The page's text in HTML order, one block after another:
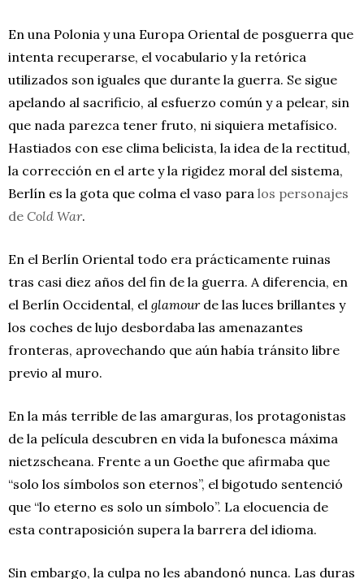
En una Polonia y una Europa Oriental de posguerra que
intenta recuperarse, el vocabulario y la retórica
utilizados son iguales que durante la guerra. Se sigue
apelando al sacrificio, al esfuerzo común y a pelear, sin
que nada parezca tener fruto, ni siquiera metafísico.
Hastiados con ese clima belicista, la idea de la rectitud,
la corrección en el arte y la rigidez moral del sistema,
Berlín es la gota que colma el vaso para los personajes
de Cold War.
En el Berlín Oriental todo era prácticamente ruinas
tras casi diez años del fin de la guerra. A diferencia, en
el Berlín Occidental, el glamour de las luces brillantes y
los coches de lujo desbordaba las amenazantes
fronteras, aprovechando que aún había tránsito libre
previo al muro.
En la más terrible de las amarguras, los protagonistas
de la película descubren en vida la bufonesca máxima
nietzscheana. Frente a un Goethe que afirmaba que
“solo los símbolos son eternos”, el bigotudo sentenció
que “lo eterno es solo un símbolo”. La elocuencia de
esta contraposición supera la barrera del idioma.
Sin embargo, la culpa no les abandonó nunca. Las duras